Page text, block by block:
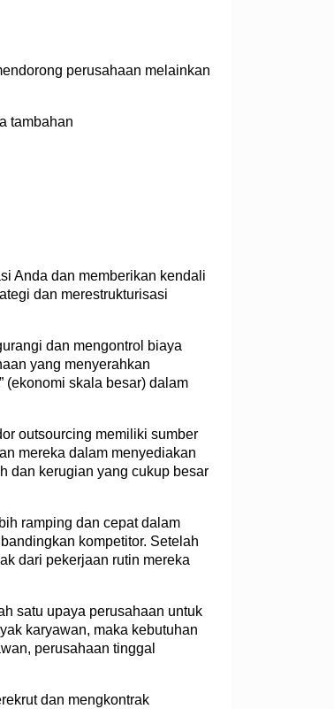
perusahaan melainkan
tambahan
Anda dan memberikan kendali
dan merestrukturisasi
dan mengontrol biaya
yang menyerahkan
(ekonomi skala besar) dalam
outsourcing memiliki sumber
mereka dalam menyediakan
dan kerugian yang cukup besar
ramping dan cepat dalam
kompetitor. Setelah
dari pekerjaan rutin mereka
satu upaya perusahaan untuk
karyawan, maka kebutuhan
perusahaan tinggal
dan mengkontrak